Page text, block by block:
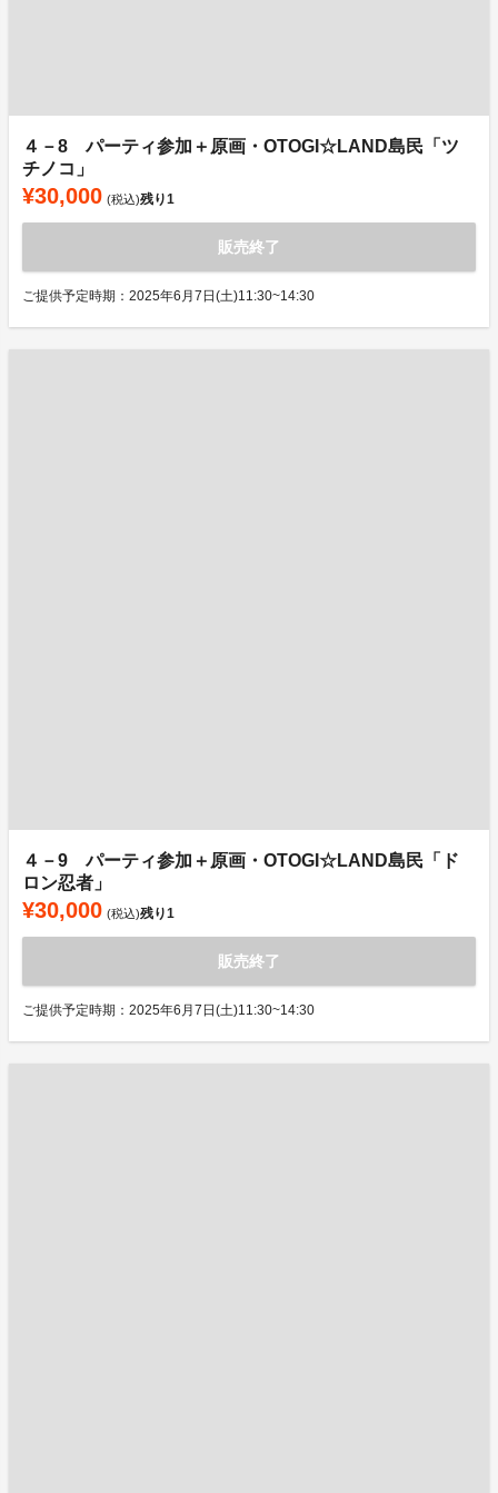
４－8 パーティ参加＋原画・OTOGI☆LAND島民「ツ
チノコ」
¥30,000 (税込)残り1
販売終了
ご提供予定時期：2025年6月7日(土)11:30~14:30
４－9 パーティ参加＋原画・OTOGI☆LAND島民「ド
ロン忍者」
¥30,000 (税込)残り1
販売終了
ご提供予定時期：2025年6月7日(土)11:30~14:30